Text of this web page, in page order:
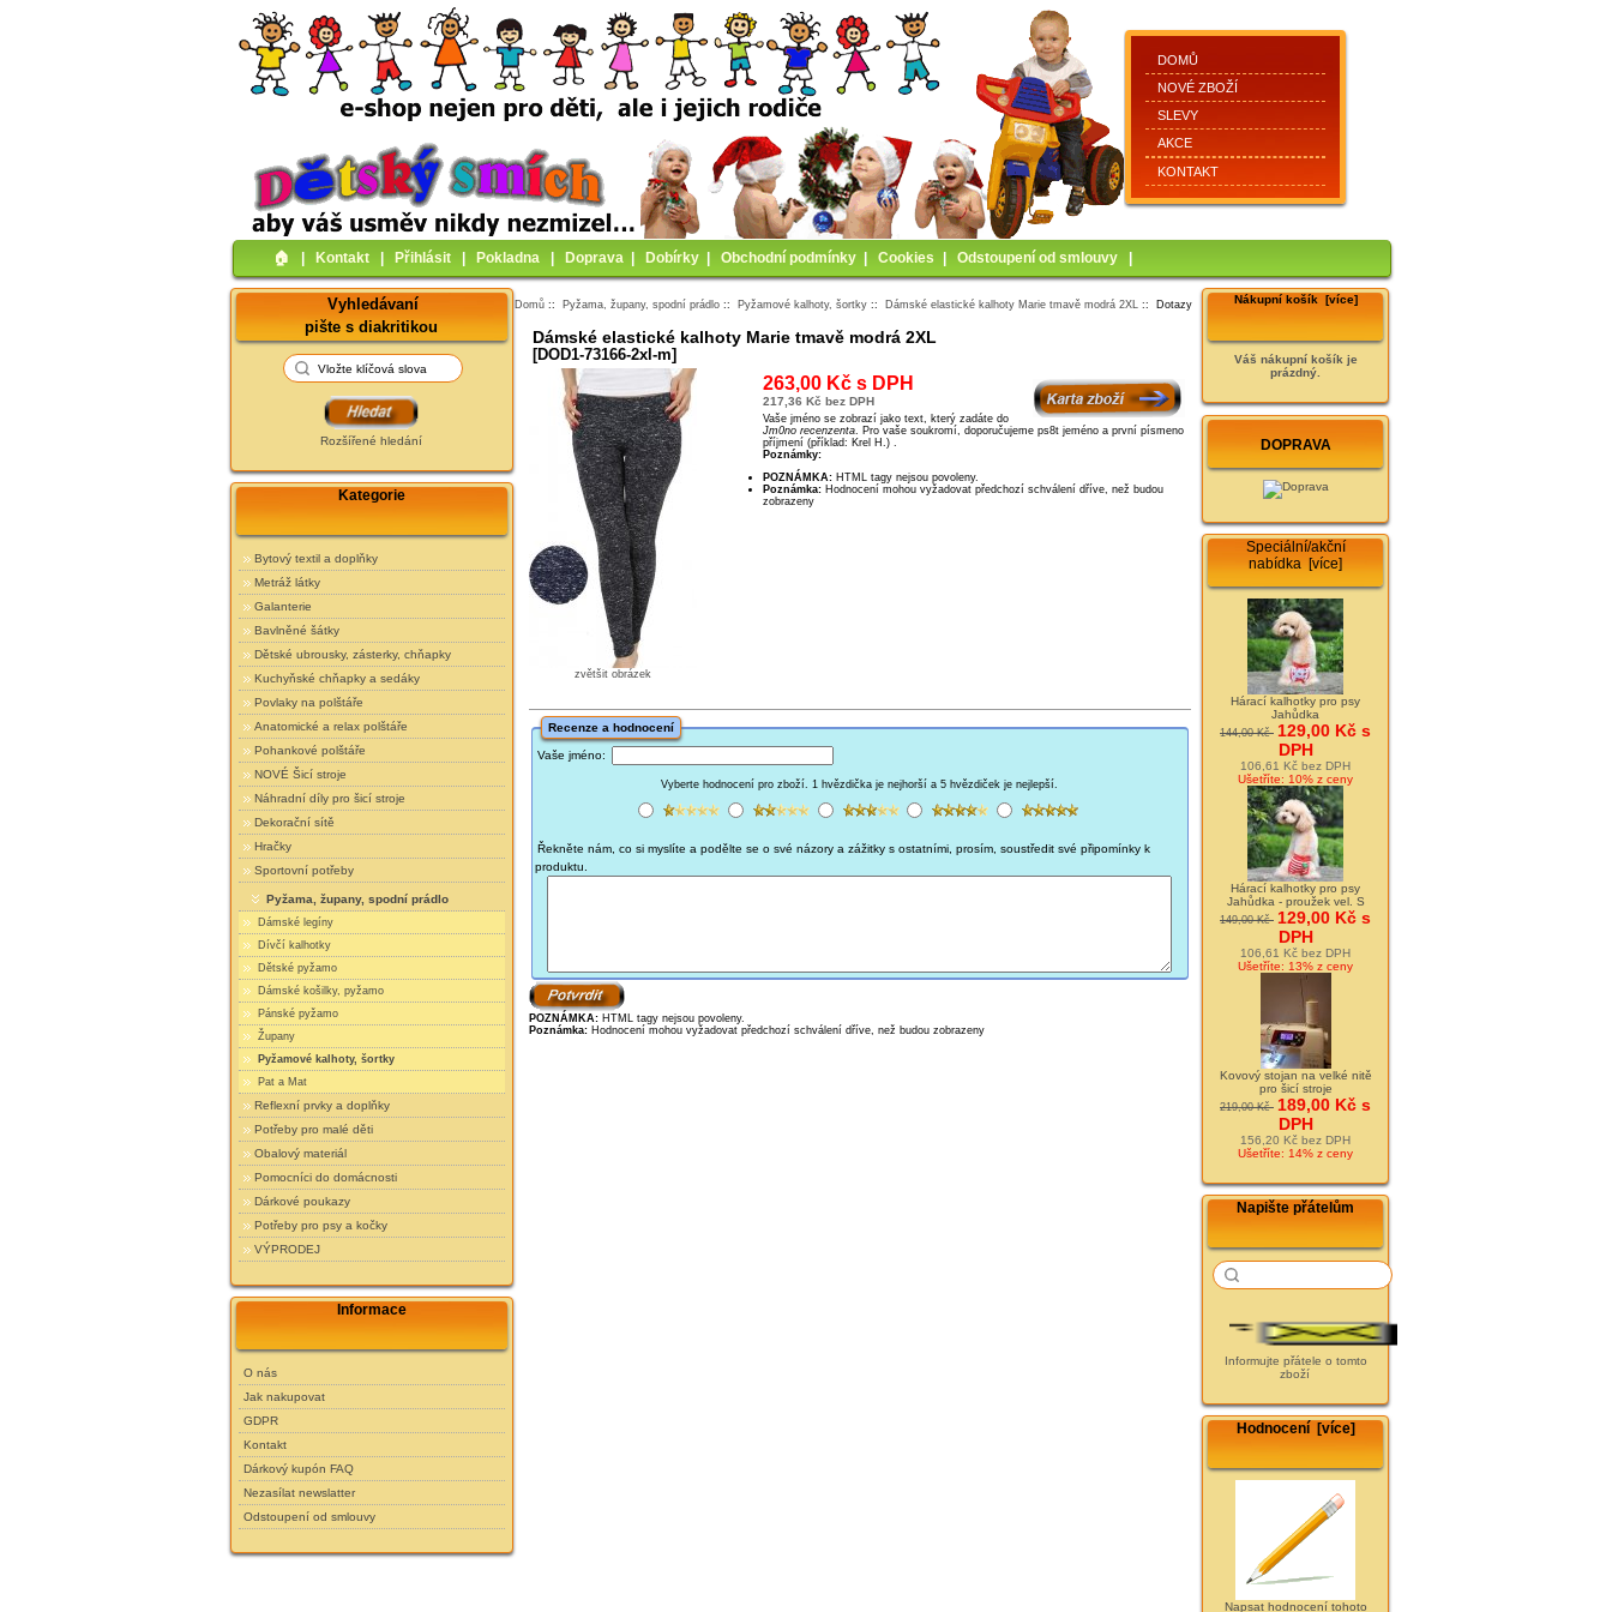
DOMŮ
NOVÉ ZBOŽÍ
SLEVY
AKCE
KONTAKT
🏠︎ Kontakt Přihlásit Pokladna Doprava Dobírky Obchodní podmínky Cookies Odstoupení od smlouvy
Vyhledávaní
pište s diakritikou
Rozšířené hledání
Kategorie
Bytový textil a doplňky
Metráž látky
Galanterie
Bavlněné šátky
Dětské ubrousky, zásterky, chňapky
Kuchyňské chňapky a sedáky
Povlaky na polštáře
Anatomické a relax polštáře
Pohankové polštáře
NOVÉ Šicí stroje
Náhradní díly pro šicí stroje
Dekorační sítě
Hračky
Sportovní potřeby
Pyžama, župany, spodní prádlo
Dámské legíny
Dívčí kalhotky
Dětské pyžamo
Dámské košilky, pyžamo
Pánské pyžamo
Župany
Pyžamové kalhoty, šortky
Pat a Mat
Reflexní prvky a doplňky
Potřeby pro malé děti
Obalový materiál
Pomocníci do domácnosti
Dárkové poukazy
Potřeby pro psy a kočky
VÝPRODEJ
Informace
O nás
Jak nakupovat
GDPR
Kontakt
Dárkový kupón FAQ
Nezasílat newslatter
Odstoupení od smlouvy
Domů :: Pyžama, župany, spodní prádlo :: Pyžamové kalhoty, šortky :: Dámské elastické kalhoty Marie tmavě modrá 2XL :: Dotazy
Dámské elastické kalhoty Marie tmavě modrá 2XL
[DOD1-73166-2xl-m]
zvětšit obrázek
263,00 Kč s DPH
217,36 Kč bez DPH
Vaše jméno se zobrazí jako text, který zadáte do
Jm0no recenzenta. Pro vaše soukromí, doporučujeme ps8t jeméno a první písmeno
příjmení (příklad: Krel H.) .
Poznámky:
POZNÁMKA: HTML tagy nejsou povoleny.
Poznámka:
zobrazeny
Recenze a hodnocení
Vaše jméno:
Vyberte hodnocení pro zboží. 1 hvězdička je nejhorší a 5 hvězdiček je nejlepší.
Řekněte nám, co si myslíte a podělte se o své názory a zážitky s ostatními, prosím, soustředit své připomínky k
produktu.
POZNÁMKA: HTML tagy nejsou povoleny.
Poznámka: Hodnocení mohou vyžadovat předchozí schválení dříve, než budou zobrazeny
Nákupní košík [více]
Váš nákupní košík je
prázdný.
DOPRAVA
Speciální/akční
nabídka [více]
Hárací kalhotky pro psy
Jahůdka
144,00 Kč 129,00 Kč s
DPH
106,61 Kč bez DPH
Ušetříte: 10% z ceny
Hárací kalhotky pro psy
Jahůdka - proužek vel. S
149,00 Kč 129,00 Kč s
DPH
106,61 Kč bez DPH
Ušetříte: 13% z ceny
Kovový stojan na velké nitě
pro šicí stroje
219,00 Kč 189,00 Kč s
DPH
156,20 Kč bez DPH
Ušetříte: 14% z ceny
Napište přátelům
Informujte přátele o tomto
zboží
Hodnocení [více]
Napsat hodnocení tohoto